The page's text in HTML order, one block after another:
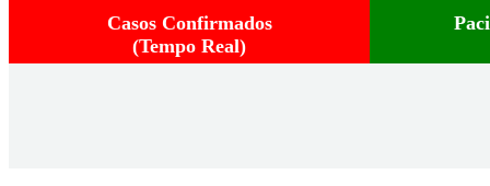
Casos Confirmados
(Tempo Real)